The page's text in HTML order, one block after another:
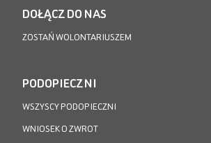
DOŁĄCZ DO NAS
ZOSTAŃ WOLONTARIUSZEM
PODOPIECZNI
WSZYSCY PODOPIECZNI
WNIOSEK O ZWROT